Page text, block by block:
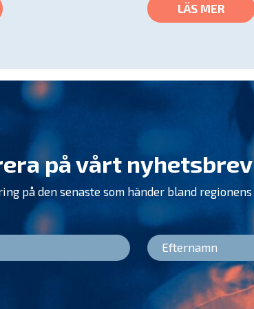
LÄS MER
på vårt nyhetsbrev
på den senaste som händer bland regionens